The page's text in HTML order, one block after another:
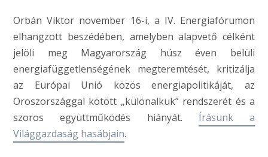
Orbán Viktor november 16-i, a IV. Energiafórumon
elhangzott beszédében, amelyben alapvető célként
jelöli meg Magyarország húsz éven belüli
energiafüggetlenségének megteremtését, kritizálja
az Európai Unió közös energiapolitikáját, az
Oroszországgal kötött „különalkuk” rendszerét és a
szoros együttműködés hiányát. Írásunk a
Világgazdaság hasábjain.